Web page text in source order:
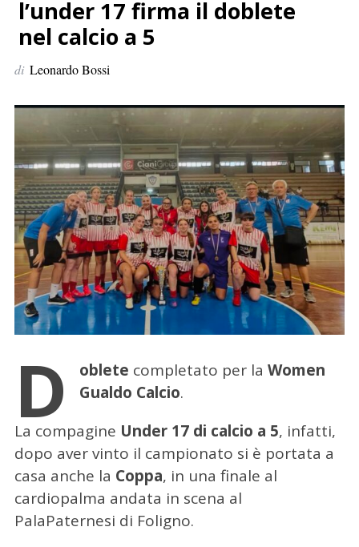
e
r
l’under 17 firma il doblete
nel calcio a 5
di Leonardo Bossi
D oblete completato per la Women
Gualdo Calcio.
La compagine Under 17 di calcio a 5, infatti,
dopo aver vinto il campionato si è portata a
casa anche la Coppa, in una finale al
cardiopalma andata in scena al
PalaPaternesi di Foligno.